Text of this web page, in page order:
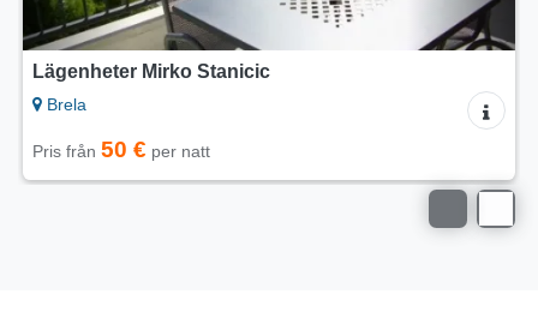
Lägenheter Kuća Željko i Marija
Brela
Pris från 50 € per natt